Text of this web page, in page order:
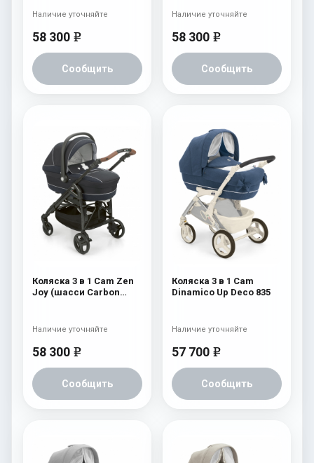
58 300 e
Сообщить
Наличие уточняйте
58 300 e
Сообщить
Наличие уточняйте
Коляска 3 в 1 Cam Zen
Joy (шасси Carbon
58 300 e
Сообщить
Наличие уточняйте
Коляска 3 в 1 Cam
Dinamico Up Deco 835
57 700 e
Сообщить
Наличие уточняйте